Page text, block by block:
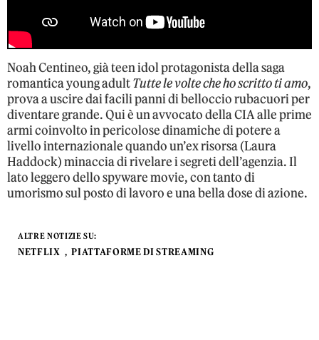
Noah Centineo, già teen idol protagonista della saga
romantica young adultTutte le volte che ho scritto ti amo,
prova a uscire dai facili panni di belloccio rubacuori per
diventare grande. Qui è un avvocato della CIA alle prime
armi coinvolto in pericolose dinamiche di potere a
livello internazionale quando un’ex risorsa (Laura
Haddock) minaccia di rivelare i segreti dell’agenzia. Il
lato leggero dello spyware movie, con tanto di
umorismo sul posto di lavoro e una bella dose di azione.
ALTRE NOTIZIE SU:
NETFLIX PIATTAFORME DI STREAMING